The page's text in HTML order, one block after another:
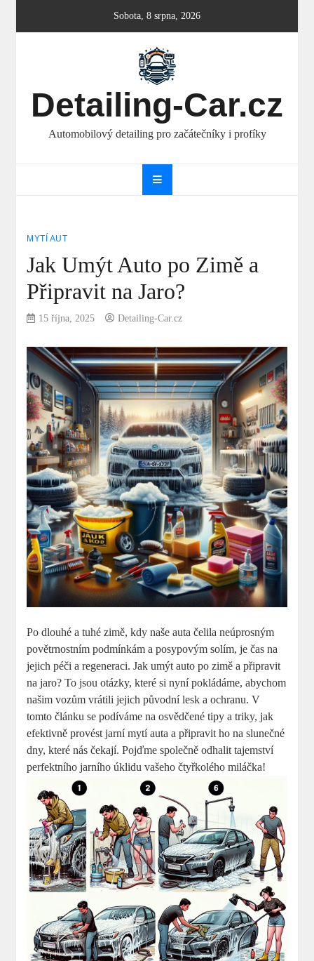
Sobota, 8 srpna, 2026
Detailing-Car.cz
Automobilový detailing pro začátečníky i profíky
MYTÍ AUT
Jak Umýt Auto po Zimě a
Připravit na Jaro?
15 října, 2025 Detailing-Car.cz
Po dlouhé a tuhé zimě, kdy naše auta čelila neúprosným
povětrnostním podmínkám a posypovým solím, je čas na
jejich péči a regeneraci. Jak umýt auto po zimě a připravit
na jaro? To jsou otázky, které si nyní pokládáme, abychom
našim vozům vrátili jejich původní lesk a ochranu. V
tomto článku se podíváme na osvědčené tipy a triky, jak
efektivně provést jarní mytí auta a připravit ho na slunečné
dny, které nás čekají. Pojďme společně odhalit tajemství
perfektního jarního úklidu vašeho čtyřkolého miláčka!